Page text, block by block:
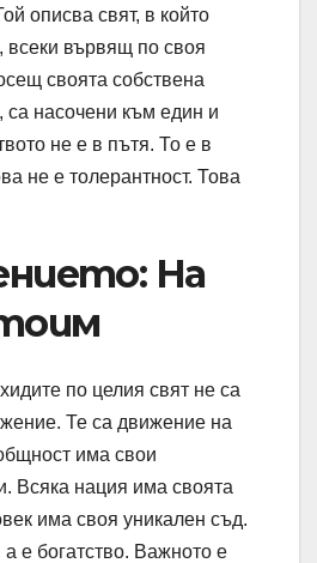
описва свят, в който
всеки вървящ по своя
своята собствена
са насочени към един и
не е в пътя. То е в
не е толерантност. Това
На
по целия свят не са
Те са движение на
има свои
Всяка нация има своята
има своя уникален съд.
е богатство. Важното е